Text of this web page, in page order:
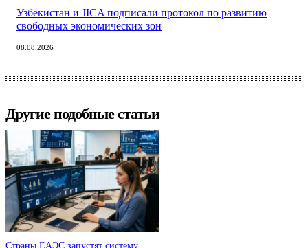
Узбекистан и JICA подписали протокол по развитию
свободных экономических зон
08.08.2026
Другие подобные статьи
Страны ЕАЭС запустят систему